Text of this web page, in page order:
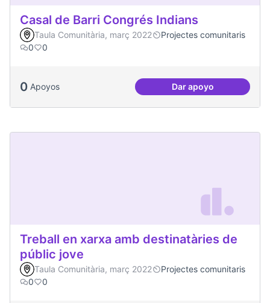
Casal de Barri Congrés Indians
Taula Comunitària, març 2022
Projectes comunitaris
0
0
0 Apoyos Dar apoyoCasal de Barri
Treball en xarxa amb destinatàries de
públic jove
Taula Comunitària, març 2022
Projectes comunitaris
0
0